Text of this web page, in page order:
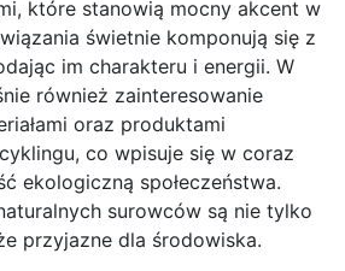
które stanowią mocny akcent w
świetnie komponują się z
im charakteru i energii. W
również zainteresowanie
oraz produktami
co wpisuje się w coraz
ekologiczną społeczeństwa.
surowców są nie tylko
przyjazne dla środowiska.